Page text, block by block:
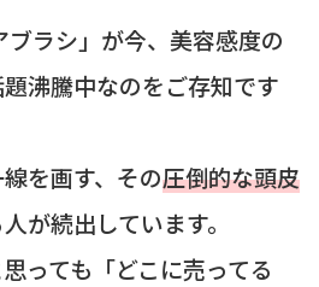
ブラシ」が今、美容感度の
沸騰中なのをご存知です
を画す、その圧倒的な頭皮
が続出しています。
っても「どこに売ってる